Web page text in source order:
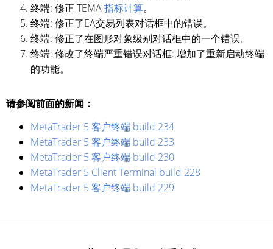
终端: 修正 TEMA指标计算。
终端: 修正了EA交易列表对话框中的错误。
终端: 修正了在图形对象级别对话框中的一个错误。
终端: 修改了终端严重错误对话框: 增加了重新启动终端
的功能。
请参阅前面的新闻：
MetaTrader 5 客户终端 build 234
MetaTrader 5 客户终端 build 233
MetaTrader 5 客户终端 build 230
MetaTrader 5 Client Terminal build 228
MetaTrader 5 客户终端 build 229